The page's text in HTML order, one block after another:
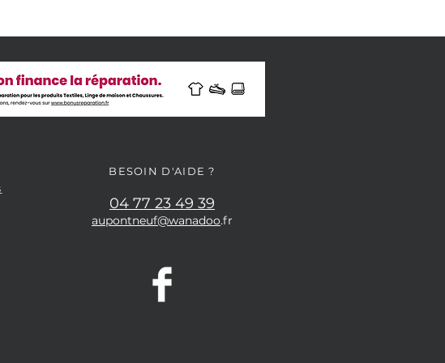
BESOIN D'AIDE ?
04 77 23 49 39
aupontneuf@wanadoo.fr